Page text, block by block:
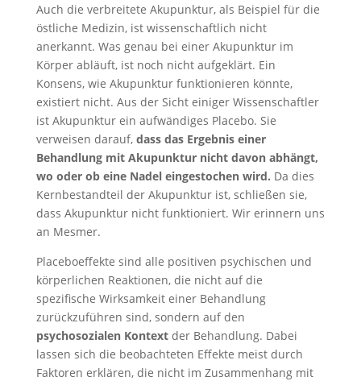
Auch die verbreitete Akupunktur, als Beispiel für die
östliche Medizin, ist wissenschaftlich nicht
anerkannt. Was genau bei einer Akupunktur im
Körper abläuft, ist noch nicht aufgeklärt. Ein
Konsens, wie Akupunktur funktionieren könnte,
existiert nicht. Aus der Sicht einiger Wissenschaftler
ist Akupunktur ein aufwändiges Placebo. Sie
verweisen darauf,dass das Ergebnis einer
Behandlung mit Akupunktur nicht davon abhängt,
wo oder ob eine Nadel eingestochen wird. Da dies
Kernbestandteil der Akupunktur ist, schließen sie,
dass Akupunktur nicht funktioniert. Wir erinnern uns
an Mesmer.
Placeboeffekte sind alle positiven psychischen und
körperlichen Reaktionen, die nicht auf die
spezifische Wirksamkeit einer Behandlung
zurückzuführen sind, sondern auf den
psychosozialen Kontextder Behandlung. Dabei
lassen sich die beobachteten Effekte meist durch
Faktoren erklären, die nicht im Zusammenhang mit